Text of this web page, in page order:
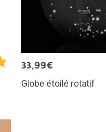
33,99€
Globe étoilé rotatif